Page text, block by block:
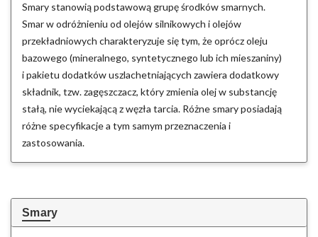
Smary stanowią podstawową grupę środków smarnych.
Smar w odróżnieniu od olejów silnikowych i olejów
przekładniowych charakteryzuje się tym, że oprócz oleju
bazowego (mineralnego, syntetycznego lub ich mieszaniny)
i pakietu dodatków uszlachetniających zawiera dodatkowy
składnik, tzw. zagęszczacz, który zmienia olej w substancję
stałą, nie wyciekającą z węzła tarcia. Różne smary posiadają
różne specyfikacje a tym samym przeznaczenia i
zastosowania.
Smary